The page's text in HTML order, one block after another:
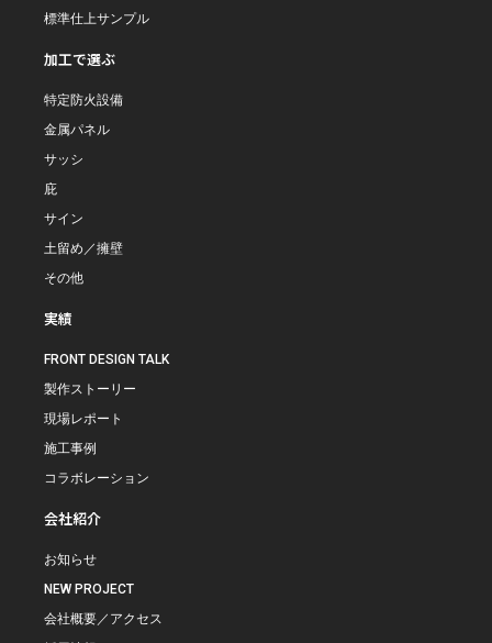
標準仕上サンプル
加工で選ぶ
特定防火設備
金属パネル
サッシ
庇
サイン
土留め／擁壁
その他
実績
FRONT DESIGN TALK
製作ストーリー
現場レポート
施工事例
コラボレーション
会社紹介
お知らせ
NEW PROJECT
会社概要／アクセス